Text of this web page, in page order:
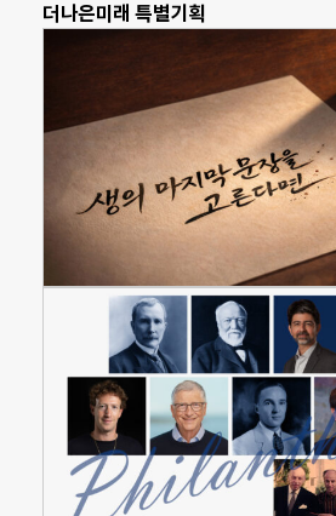
더나은미래 특별기획